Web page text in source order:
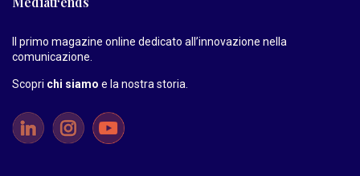
Il primo magazine online dedicato all’innovazione nella
comunicazione.
Scopri chi siamo e la nostra storia